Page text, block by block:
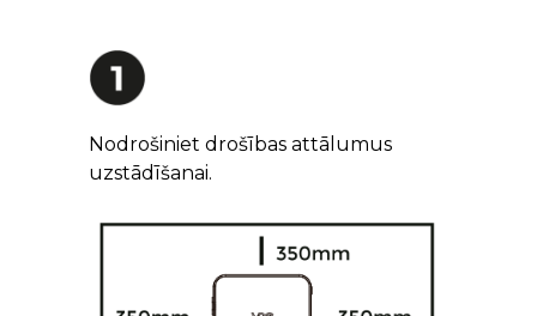
Nodrošiniet drošības attālumus
uzstādīšanai.